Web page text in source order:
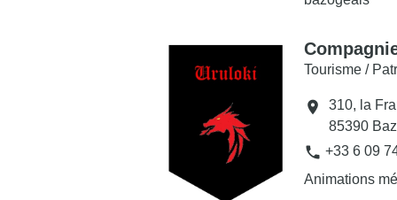
Tourisme /
location_on
310, la
85390
phone +33 6 09
Animations